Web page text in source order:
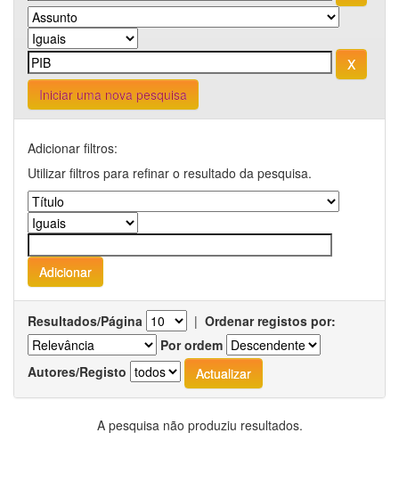
Iniciar uma nova pesquisa
Adicionar filtros:
Utilizar filtros para refinar o resultado da pesquisa.
Resultados/Página | Ordenar registos por:
Por ordem
Autores/Registo
A pesquisa não produziu resultados.